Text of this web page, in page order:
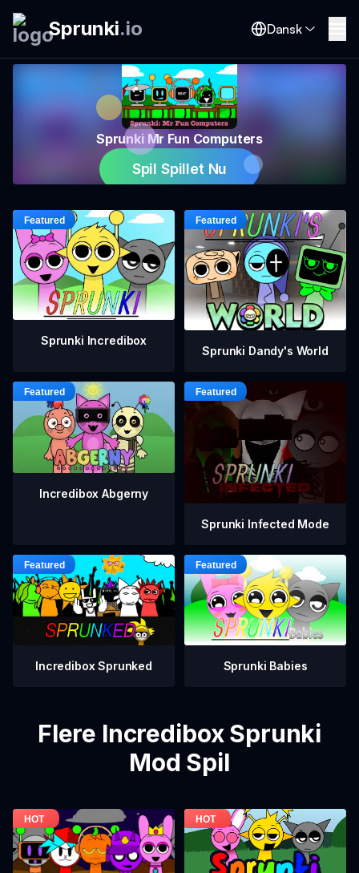
Sprunki.io Dansk
Sprunki Mr Fun Computers
Spil Spillet Nu
Sprunki Incredibox
Sprunki Dandy's World
Incredibox Abgerny
Sprunki Infected Mode
Incredibox Sprunked Sprunki Babies
Flere Incredibox Sprunki
Mod Spil